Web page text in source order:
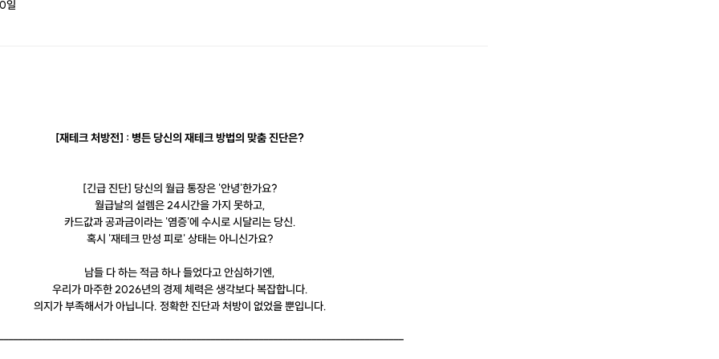
일
[재테크 처방전] : 병든 당신의 재테크 방법의 맞춤 진단은?
[긴급 진단] 당신의 월급 통장은 '안녕'한가요?
월급날의 설렘은 24시간을 가지 못하고,
카드값과 공과금이라는 '염증'에 수시로 시달리는 당신.
혹시 '재테크 만성 피로' 상태는 아니신가요?
남들 다 하는 적금 하나 들었다고 안심하기엔,
우리가 마주한 2026년의 경제 체력은 생각보다 복잡합니다.
의지가 부족해서가 아닙니다. 정확한 진단과 처방이 없었을 뿐입니다.